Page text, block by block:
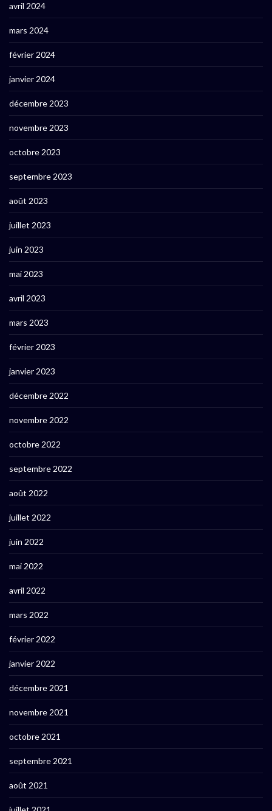
avril 2024
mars 2024
février 2024
janvier 2024
décembre 2023
novembre 2023
octobre 2023
septembre 2023
août 2023
juillet 2023
juin 2023
mai 2023
avril 2023
mars 2023
février 2023
janvier 2023
décembre 2022
novembre 2022
octobre 2022
septembre 2022
août 2022
juillet 2022
juin 2022
mai 2022
avril 2022
mars 2022
février 2022
janvier 2022
décembre 2021
novembre 2021
octobre 2021
septembre 2021
août 2021